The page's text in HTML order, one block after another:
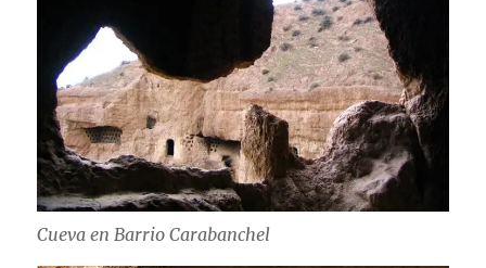
Cueva en Barrio Carabanchel